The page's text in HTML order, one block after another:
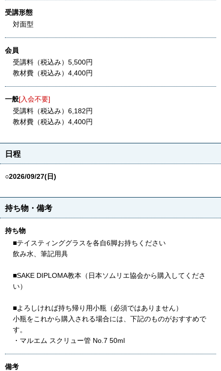
受講形態
対面型
会員
受講料（税込み）5,500円
教材費（税込み）4,400円
一般[入会不要]
受講料（税込み）6,182円
教材費（税込み）4,400円
日程
○2026/09/27(日)
持ち物・備考
持ち物
■テイスティンググラスを各自6脚お持ちください
飲み水、筆記用具
■SAKE DIPLOMA教本（日本ソムリエ協会から購入してくださ
い）
■よろしければ持ち帰り用小瓶（必須ではありません）
小瓶をこれから購入される場合には、下記のものがおすすめで
す。
・マルエム スクリュー管 No.7 50ml
備考